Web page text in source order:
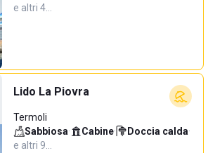
e altri 4…
Lido La Piovra
Termoli
Sabbiosa· Cabine· Doccia calda·
e altri 9…